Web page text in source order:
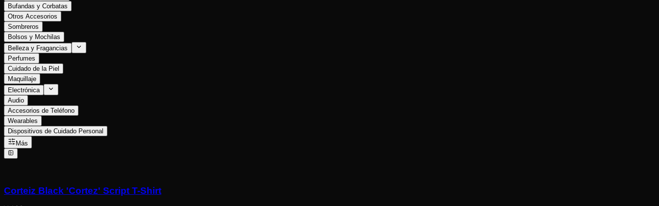
Bufandas y Corbatas
Otros Accesorios
Sombreros
Bolsos y Mochilas
Belleza y Fragancias
Perfumes
Cuidado de la Piel
Maquillaje
Electrónica
Audio
Accesorios de Teléfono
Wearables
Dispositivos de Cuidado Personal
Más
Corteiz Black 'Cortez' Script T-Shirt